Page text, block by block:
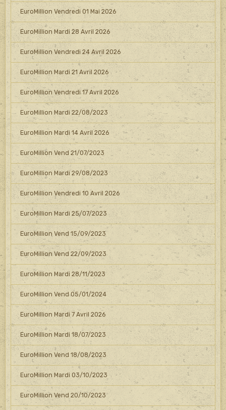
EuroMillion Vendredi 01 Mai 2026
EuroMillion Mardi 28 Avril 2026
EuroMillion Vendredi 24 Avril 2026
EuroMillion Mardi 21 Avril 2026
EuroMillion Vendredi 17 Avril 2026
EuroMillion Mardi 22/08/2023
EuroMillion Mardi 14 Avril 2026
EuroMillion Vend 21/07/2023
EuroMillion Mardi 29/08/2023
EuroMillion Vendredi 10 Avril 2026
EuroMillion Mardi 25/07/2023
EuroMillion Vend 15/09/2023
EuroMillion Vend 22/09/2023
EuroMillion Mardi 28/11/2023
EuroMillion Vend 05/01/2024
EuroMillion Mardi 7 Avril 2026
EuroMillion Mardi 18/07/2023
EuroMillion Vend 18/08/2023
EuroMillion Mardi 03/10/2023
EuroMillion Vend 20/10/2023